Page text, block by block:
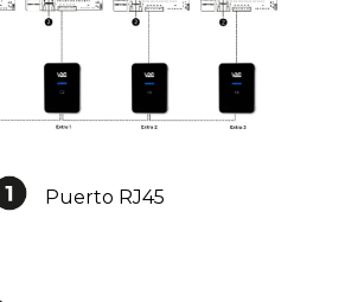
Puerto RJ45